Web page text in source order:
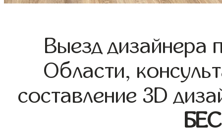
Выезд дизайнера
Области,
составление 3D